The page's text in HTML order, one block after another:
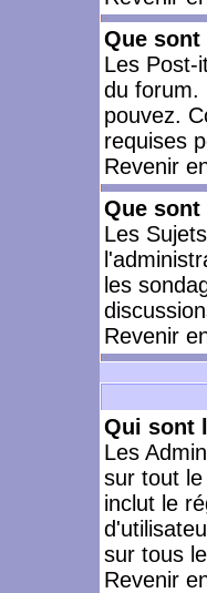
Que
Les Post-
du forum.
pouvez.
requises
Revenir
Que
Les
les
Revenir
Qui sont
Les
sur tout
inclut le
sur tous
Revenir